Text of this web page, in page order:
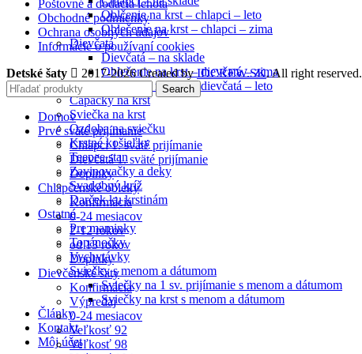
Oblčenie na krst – chlapci – leto
Oblečenie na krst – chlapci – zima
Dievčatá
Dievčatá – na sklade
Oblečenie na krst – dievčatá – zima
Oblečenie na krst – dievčatá – leto
Capačky na krst
Sviečka na krst
Ozdoba na sviečku
Krstné košieľky
Teepee stan
Zavinovačky a deky
Svadobný kríž
Darček ku krstinám
Ostatné
Pre maminky
Topánočky
Vychytávky
Sviečky s menom a dátumom
Sviečky na 1 sv. prijímanie s menom a dátumom
Sviečky na krst s menom a dátumom
Články
Kontakt
Môj účet
Poštovné a dodacia lehota
Obchodné podmienky
Ochrana osobných údajov
Informácie o používaní cookies
Detské šaty
2017-2026 Created byIDCREW.SK. All right reserved.
Search
Domov
Prvé sväté prijímanie
Chlapci 1. sväté prijímanie
Dievčatá 1. sväté prijímanie
Doplnky
Chlapčenské obleky
Konfirmácia
0-24 mesiacov
2-12 rokov
od 13 rokov
Doplnky
Dievčenské šaty
Konfirmácia
Výpredaj
0-24 mesiacov
Veľkosť 92
Veľkosť 98